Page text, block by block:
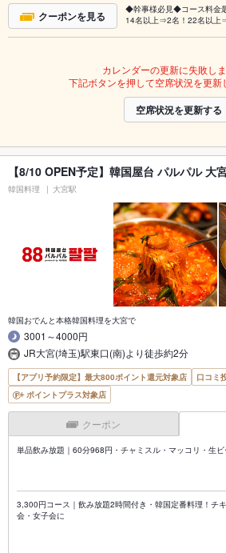
クーポンを見る
◆幹事様必見◆コース料金
14名以上⇒2名！22名以上
カレンダーの更新に失敗しま
下記ボタンを押して空席状況を更新
空席状況を更新する
【8/10 OPEN予定】韓国屋台 パルパル 大
韓国料理 大宮駅
韓国おでんと本格韓国料理を大宮で
3001～4000円
JR大宮(埼玉)駅東口(南)より徒歩約2分
【アプリ予約限定】最大800ポイント還元対象店
口コミ
ポイントプラス対象店
クーポン
単品飲み放題｜60分968円・チャミスル・マッコリ・生
3,300円コース｜飲み放題2時間付き・韓国定番料理！チ
会・女子会に